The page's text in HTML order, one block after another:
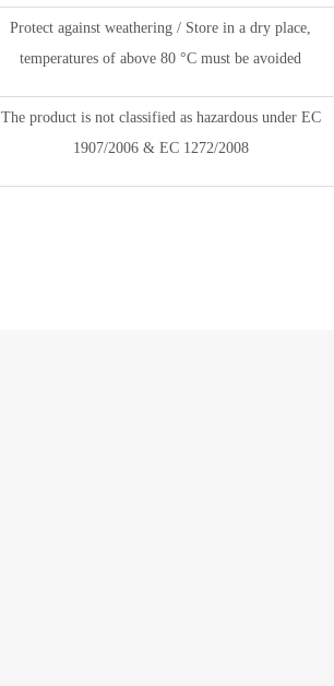
Protect against weathering / Store in a dry place,
temperatures of above 80 °C must be avoided
The product is not classified as hazardous under EC
1907/2006 & EC 1272/2008